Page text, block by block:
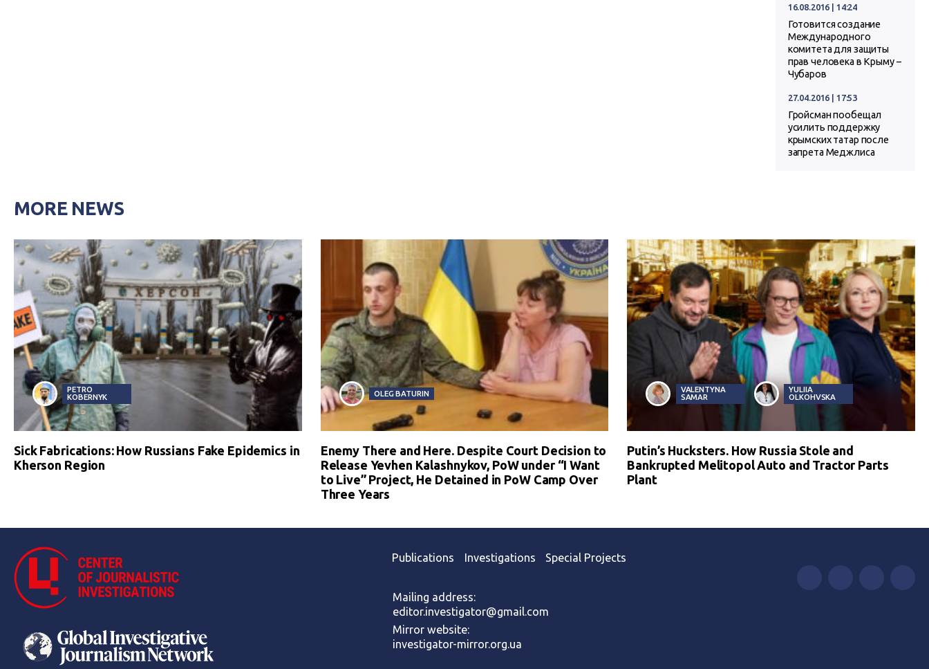
16.08.2016 | 14:24
Готовится создание
Международного
комитета для защиты
прав человека в Крыму –
Чубаров
27.04.2016 | 17:53
Гройсман пообещал
усилить поддержку
крымских татар после
запрета Меджлиса
MORE NEWS
PETRO
KOBERNYK
Sick Fabrications: How Russians Fake Epidemics in
Kherson Region
OLEG BATURIN
Enemy There and Here. Despite Court Decision to
Release Yevhen Kalashnykov, PoW under “I Want
to Live” Project, He Detained in PoW Camp Over
Three Years
VALENTYNA
SAMAR
YULIIA
OLKOHVSKA
Putin’s Hucksters. How Russia Stole and
Bankrupted Melitopol Auto and Tractor Parts
Plant
Publications Investigations Special Projects
Mailing address:
editor.investigator@gmail.com
Mirror website:
investigator-mirror.org.ua